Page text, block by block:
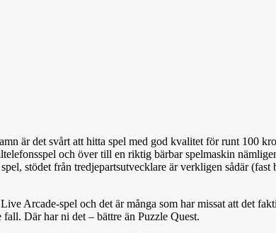
är det svårt att hitta spel med god kvalitet för runt 100
och över till en riktig bärbar spelmaskin
stödet från tredjepartsutvecklare är verkligen sådär
Arcade-spel och det är många som har missat att det
Där har ni det – bättre än Puzzle Quest.